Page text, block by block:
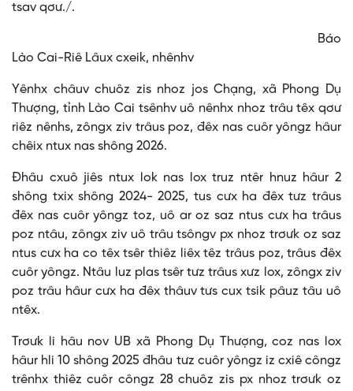
tsav qơư./.
Báo
Lào Cai-Riê Lâux cxeik, nhênhv
Yênhx châuv chuôz zis nhoz jos Chạng, xã Phong Dụ
Thượng, tỉnh Lào Cai tsênhv uô nênhx nhoz trâu têx qơư
riêz nênhs, zôngx ziv trâus poz, đêx nas cuôr yôngz hâur
chêix ntux nas shông 2026.
Đhâu cxuô jiês ntux lok nas lox truz ntêr hnuz hâur 2
shông txix shông 2024- 2025, tus cưx ha đêx tưz trâus
đêx nas cuôr yôngz toz, uô ar oz saz ntus cưx ha trâus
poz ntâu, zôngx ziv uô trâu tsôngv px nhoz trơưk oz saz
ntus cưx ha co têx tsêr thiêz liêx têz trâus poz, trâus đêx
cuôr yôngz. Ntâu luz plas tsêr tưz trâus xưz lox, zôngx ziv
poz trâu hâur cưx ha đêx thâuv tưs cux tsik pâuz tâu uô
ntêx.
Trơưk li hâu nov UB xã Phong Dụ Thượng, coz nas lox
hâur hli 10 shông 2025 đhâu tưz cuôr yôngz iz cxiê côngz
trênhx thiêz cuôr côngz 28 chuôz zis px nhoz trơưk oz